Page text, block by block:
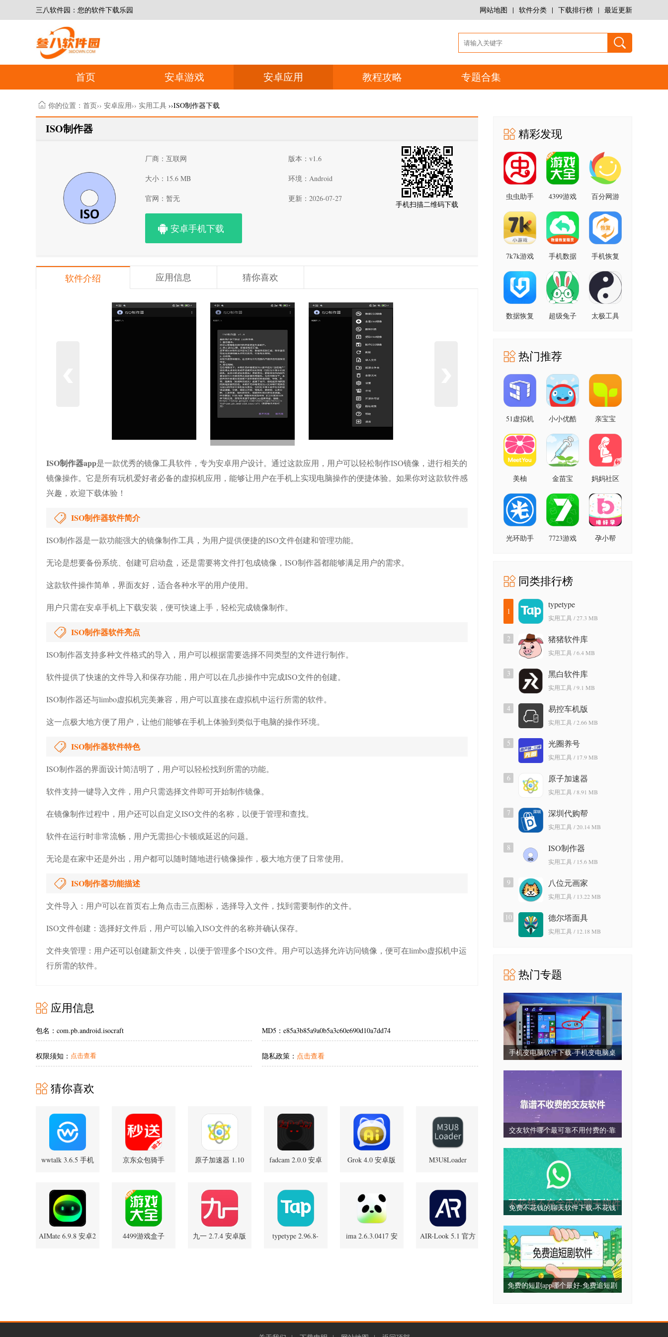
三八软件园：您的软件下载乐园 最近更新
下载排行榜 |
软件分类 |
网站地图 |
首页 安卓游戏 安卓应用 教程攻略 专题合集
你的位置： 首页›› 安卓应用›› 实用工具 ››ISO制作器下载
ISO制作器
安卓手机下载
厂商：互联网 版本：v1.6
大小：15.6 MB 环境：Android
官网：暂无 更新：2026-07-27
手机扫描二维码下载
软件介绍 应用信息 猜你喜欢
ISO制作器app是一款优秀的镜像工具软件，专为安卓用户设计。通过这款应用，用户可以轻松制作ISO镜像，进行相关的
镜像操作。它是所有玩机爱好者必备的虚拟机应用，能够让用户在手机上实现电脑操作的便捷体验。如果你对这款软件感
兴趣，欢迎下载体验！
ISO制作器软件简介
ISO制作器是一款功能强大的镜像制作工具，为用户提供便捷的ISO文件创建和管理功能。
无论是想要备份系统、创建可启动盘，还是需要将文件打包成镜像，ISO制作器都能够满足用户的需求。
这款软件操作简单，界面友好，适合各种水平的用户使用。
用户只需在安卓手机上下载安装，便可快速上手，轻松完成镜像制作。
ISO制作器软件亮点
ISO制作器支持多种文件格式的导入，用户可以根据需要选择不同类型的文件进行制作。
软件提供了快速的文件导入和保存功能，用户可以在几步操作中完成ISO文件的创建。
ISO制作器还与limbo虚拟机完美兼容，用户可以直接在虚拟机中运行所需的软件。
这一点极大地方便了用户，让他们能够在手机上体验到类似于电脑的操作环境。
ISO制作器软件特色
ISO制作器的界面设计简洁明了，用户可以轻松找到所需的功能。
软件支持一键导入文件，用户只需选择文件即可开始制作镜像。
在镜像制作过程中，用户还可以自定义ISO文件的名称，以便于管理和查找。
软件在运行时非常流畅，用户无需担心卡顿或延迟的问题。
无论是在家中还是外出，用户都可以随时随地进行镜像操作，极大地方便了日常使用。
ISO制作器功能描述
文件导入： 用户可以在首页右上角点击三点图标，选择导入文件，找到需要制作的文件。
ISO文件创建： 选择好文件后，用户可以输入ISO文件的名称并确认保存。
文件夹管理： 用户还可以创建新文件夹，以便于管理多个ISO文件。用户可以选择允许访问镜像，便可在limbo虚拟机中运
行所需的软件。
应用信息
包名：com.pb.android.isocraft MD5：e85a3b85a9a0b5a3c60e690d10a7dd74
权限须知： 点击查看 隐私政策： 点击查看
猜你喜欢
wwtalk 3.6.5 手机
京东众包骑手
原子加速器 1.10
fadcam 2.0.0 安卓
Grok 4.0 安卓版
M3U8Loader
AIMate 6.9.8 安卓2
4499游戏盒子
九一 2.7.4 安卓版
typetype 2.96.8-
ima 2.6.3.0417 安
AIR-Look 5.1 官方
精彩发现
虫虫助手
4399游戏
百分网游
7k7k游戏
手机数据
助手
手机恢复
大师
数据恢复
超级兔子
太极工具
热门推荐
51虚拟机 小小优酷 亲宝宝
美柚 金苗宝 妈妈社区
光环助手
7723游戏
孕小帮
同类排行榜
1
typetype
实用工具 / 27.3 MB
2 猪猪软件库
实用工具 / 6.4 MB
3 黑白软件库
实用工具 / 9.1 MB
4 易控车机版
实用工具 / 2.66 MB
5 光圈养号
实用工具 / 17.9 MB
6 原子加速器
实用工具 / 8.91 MB
7 深圳代购帮
实用工具 / 20.14 MB
8 ISO制作器
实用工具 / 15.6 MB
9 八位元画家
实用工具 / 13.22 MB
10 德尔塔面具
实用工具 / 12.18 MB
热门专题
手机变电脑软件下载-手机变电脑桌
交友软件哪个最可靠不用付费的-靠
费的交友平台
免费不花钱的聊天软件下载-不花钱
值的聊天软件app
免费的短剧app哪个最好-免费追短剧